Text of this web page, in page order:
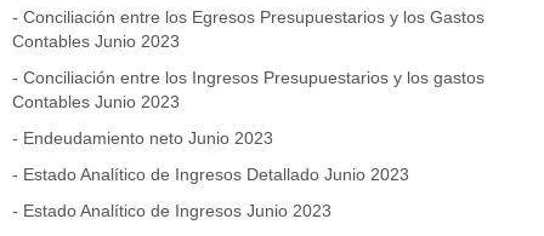
- Conciliación entre los Egresos Presupuestarios y los Gastos
Contables Junio 2023
- Conciliación entre los Ingresos Presupuestarios y los gastos
Contables Junio 2023
- Endeudamiento neto Junio 2023
- Estado Analítico de Ingresos Detallado Junio 2023
- Estado Analítico de Ingresos Junio 2023